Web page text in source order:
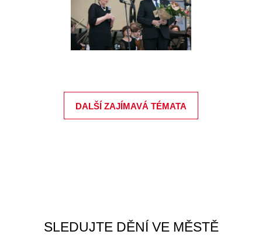
DALŠÍ ZAJÍMAVÁ TÉMATA
SLEDUJTE DĚNÍ VE MĚSTĚ